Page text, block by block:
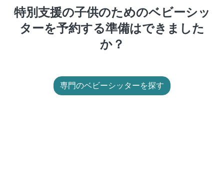
特別支援の子供のためのベビーシッ
ターを予約する準備はできました
か？
専門のベビーシッターを探す